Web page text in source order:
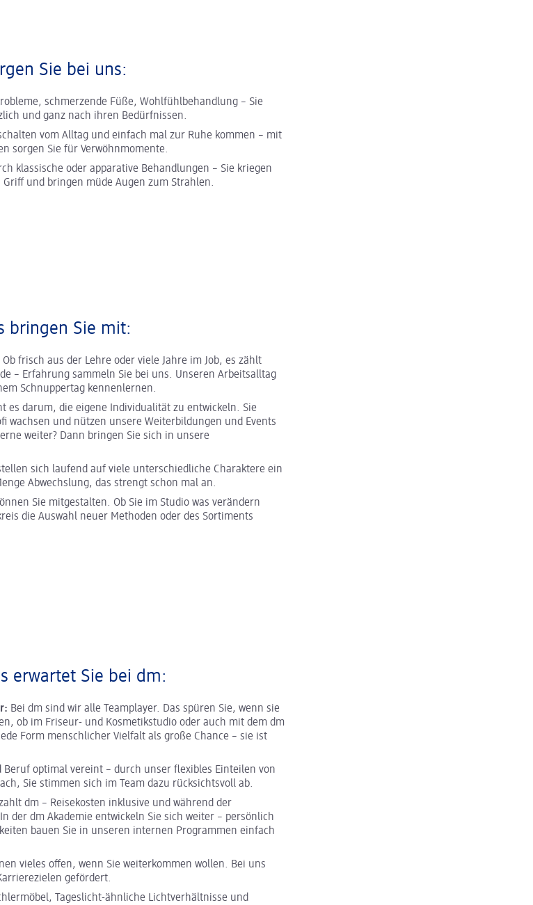
Sie bei uns:
schmerzende Füße, Wohlfühlbehandlung – Sie
und ganz nach ihren Bedürfnissen.
vom Alltag und einfach mal zur Ruhe kommen – mit
sorgen Sie für Verwöhnmomente.
klassische oder apparative Behandlungen – Sie kriegen
Griff und bringen müde Augen zum Strahlen.
bringen Sie mit:
Ob frisch aus der Lehre oder viele Jahre im Job, es zählt
– Erfahrung sammeln Sie bei uns. Unseren Arbeitsalltag
Schnuppertag kennenlernen.
es darum, die eigene Individualität zu entwickeln. Sie
wachsen und nützen unsere Weiterbildungen und Events
weiter? Dann bringen Sie sich in unsere
sich laufend auf viele unterschiedliche Charaktere ein
Abwechslung, das strengt schon mal an.
Sie mitgestalten. Ob Sie im Studio was verändern
die Auswahl neuer Methoden oder des Sortiments
erwartet Sie bei dm:
Bei dm sind wir alle Teamplayer. Das spüren Sie, wenn sie
ob im Friseur- und Kosmetikstudio oder auch mit dem dm
Form menschlicher Vielfalt als große Chance – sie ist
Beruf optimal vereint – durch unser flexibles Einteilen von
Sie stimmen sich im Team dazu rücksichtsvoll ab.
dm – Reisekosten inklusive und während der
der dm Akademie entwickeln Sie sich weiter – persönlich
bauen Sie in unseren internen Programmen einfach
vieles offen, wenn Sie weiterkommen wollen. Bei uns
gefördert.
Tageslicht-ähnliche Lichtverhältnisse und